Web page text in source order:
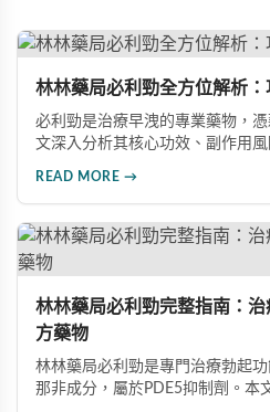
林林藥局必利勁全方位解析
必利勁是治療早洩的專業藥物，
文深入分析其核心功效、副作用
READ MORE →
林林藥局必利勁完整指南：
方藥物
林林藥局必利勁是專門治療勃起
那非成分，屬於PDE5抑制劑。本